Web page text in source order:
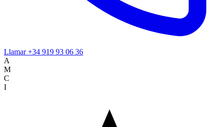
Llamar+34 919 93 06 36
A
M
C
I